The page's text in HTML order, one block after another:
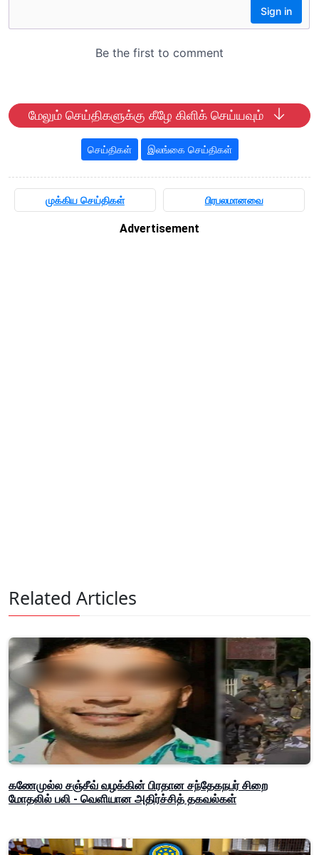
மேலும் செய்திகளுக்கு கீழே கிளிக் செய்யவும்
செய்திகள் இலங்கை செய்திகள்
முக்கிய செய்திகள் பிரபலமானவை
Advertisement
Related Articles
கணேமுல்ல சஞ்சீவ் வழக்கின் பிரதான சந்தேகநபர் சிறை
மோதலில் பலி - வெளியான அதிர்ச்சித் தகவல்கள்